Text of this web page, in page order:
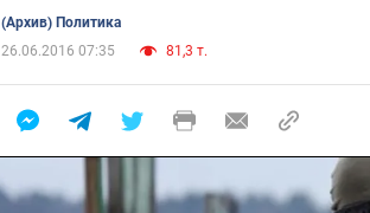
(Архив) Политика
26.06.2016 07:35
81,3 т.